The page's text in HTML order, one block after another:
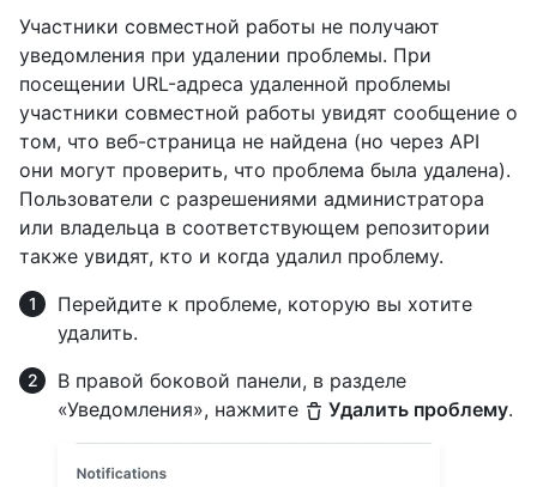
Участники совместной работы не получают
уведомления при удалении проблемы. При
посещении URL-адреса удаленной проблемы
участники совместной работы увидят сообщение о
том, что веб-страница не найдена (но через API
они могут проверить, что проблема была удалена).
Пользователи с разрешениями администратора
или владельца в соответствующем репозитории
также увидят, кто и когда удалил проблему.
Перейдите к проблеме, которую вы хотите
удалить.
В правой боковой панели, в разделе
«Уведомления», нажмите
Удалить проблему.